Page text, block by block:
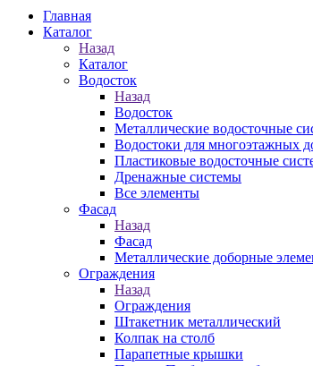
Главная
Каталог
Назад
Каталог
Водосток
Назад
Водосток
Металлические водосточные
Водостоки для многоэтажных
Пластиковые водосточные
Дренажные системы
Все элементы
Фасад
Назад
Фасад
Металлические доборные
Ограждения
Назад
Ограждения
Штакетник металлический
Колпак на столб
Парапетные крышки